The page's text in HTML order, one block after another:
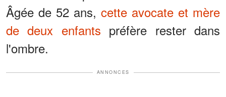
Âgée de 52 ans, cette avocate et mère
de deux enfants préfère rester dans
l'ombre.
ANNONCES